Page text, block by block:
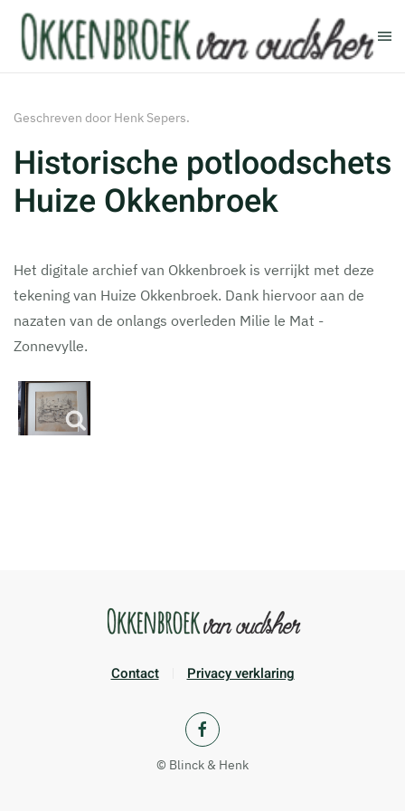
Terug naar hoofdinhoud
Geschreven door Henk Sepers.
Historische potloodschets
Huize Okkenbroek
Het digitale archief van Okkenbroek is verrijkt met deze
tekening van Huize Okkenbroek. Dank hiervoor aan de
nazaten van de onlangs overleden Milie le Mat -
Zonnevylle.
Contact Privacy verklaring
© Blinck & Henk